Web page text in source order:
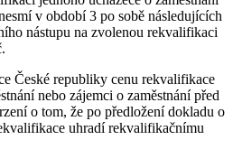
v období 3 po sobě následujících
nástupu na zvolenou rekvalifikaci
České republiky cenu rekvalifikace
nebo zájemci o zaměstnání před
o tom, že po předložení dokladu o
uhradí rekvalifikačnímu